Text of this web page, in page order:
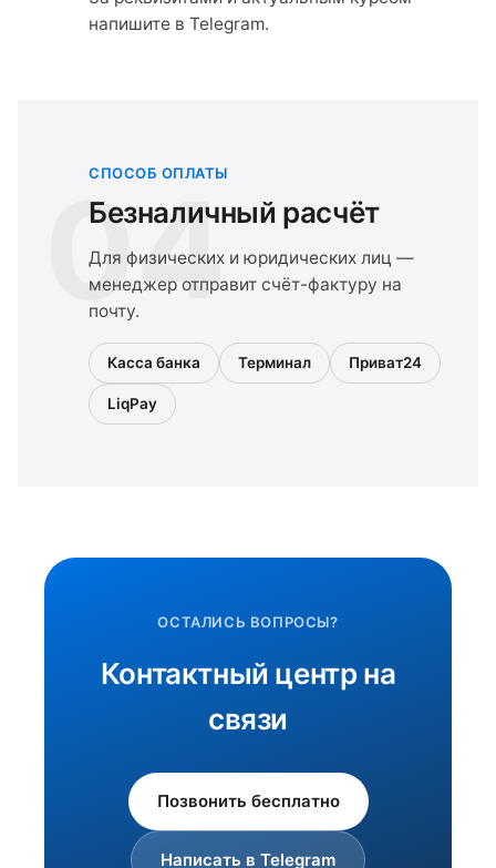
напишите в Telegram.
04
СПОСОБ ОПЛАТЫ
Безналичный расчёт
Для физических и юридических лиц —
менеджер отправит счёт-фактуру на
почту.
Касса банка Терминал Приват24
LiqPay
ОСТАЛИСЬ ВОПРОСЫ?
Контактный центр на
связи
Позвонить бесплатно
Написать в Telegram